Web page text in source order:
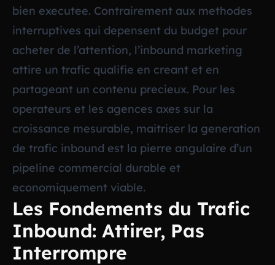
bien executee. Contrairement aux methodes
interruptives qui depensent du budget pour
acheter de l’attention, l’inbound marketing
attire un trafic qualifie en creant et en
partageant un contenu precieux. Pour les
operateurs et les agences axes sur la
croissance mesurable, maitriser la generation
de trafic inbound est la pierre angulaire d’un
pipeline commercial durable et
economiquement viable.
Les Fondements du Trafic
Inbound: Attirer, Pas
Interrompre